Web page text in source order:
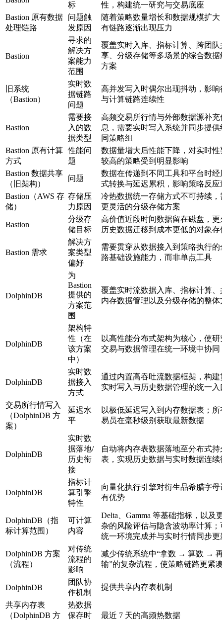
标
性，构建统一研究与交易底座
Bastion 原有数据
处理链路
问题触
发原因
随着策略数量增长和数据规模扩大
有链路逐渐出现压力
Bastion
寻求的
解决方
案能力
范围
覆盖实时入库、指标计算、跨团队
享、分级存储等多场景的综合数据
方案
旧系统
（Bastion）
实时数
据链路
问题
高并发写入时偶尔出现抖动，影响
与计算链路连续性
Bastion
需要接
入的数
据类型
高频交易所行情与外部数据源补充
息，需要实时写入系统并同步提供
同策略组
Bastion 原有计算
方式
性能问
题
数据量增大后性能下降，对实时性
较高的策略受到明显影响
Bastion 数据共享
（旧架构）
问题
数据在传递到不同工具和平台时经
式转换与延迟累积，影响策略反应
Bastion（AWS 存
储）
存储压
力原因
冷热数据统一存储方式不可持续，
更灵活的分级存储方案
Bastion
分级存
储目标
高价值近段时间数据留在磁盘，更
历史数据迁移到成本更低的对象存
Bastion 需求
解决方
案类型
偏好
需要贯穿从数据接入到策略执行的
路基础设施能力，而非单点工具
DolphinDB
为
Bastion
提供的
方案范
围
覆盖实时流数据入库、指标计算、
内存数据管理以及分级存储的整体
DolphinDB
架构特
性（在
该方案
中）
以高性能分布式架构为核心，使研
交易与数据管理在统一环境中协同
DolphinDB
实时数
据接入
方式
通过内置高吞吐流数据框架，构建
实时写入与历史数据管理的统一入
交易所行情写入
（DolphinDB 方
案）
延迟水
平
以极低延迟写入到内存数据表；所
易员在毫秒级别获取最新数据
DolphinDB
实时数
据落地/
历史衔
接
自动将内存表数据落地至分布式持
表，实现历史数据与实时数据连续
DolphinDB
指标计
算引擎
特性
向量化执行引擎对衍生品希腊字母
有优势
DolphinDB（指
标计算范围）
可计算
内容
Delta、Gamma 等基础指标，以及
杂的风险评估与隐含波动率计算；
统一环境完成并与实时行情同步更
DolphinDB 方案
（流程）
对传统
流程的
影响
减少传统系统中“拿数 → 算数 →
输”的复杂流程，使策略链路更紧
DolphinDB
团队协
作机制
提供共享内存表机制
共享内存表
（DolphinDB 方
热数据
保存时
最近 7 天的高频热数据